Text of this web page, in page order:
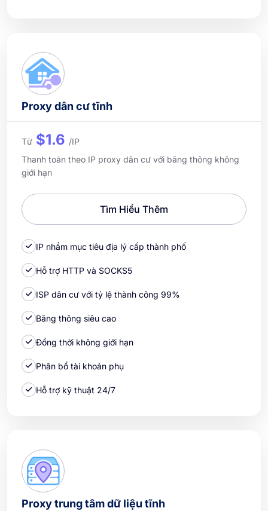
Proxy dân cư tĩnh
Từ $1.6 /IP
Thanh toán theo IP proxy dân cư với băng thông không
giới hạn
Tìm Hiểu Thêm
IP nhắm mục tiêu địa lý cấp thành phố
Hỗ trợ HTTP và SOCKS5
ISP dân cư với tỷ lệ thành công 99%
Băng thông siêu cao
Đồng thời không giới hạn
Phân bổ tài khoản phụ
Hỗ trợ kỹ thuật 24/7
Proxy trung tâm dữ liệu tĩnh